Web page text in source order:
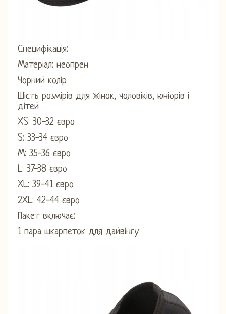
Специфікація:
Матеріал: неопрен
Чорний колір
Шість розмірів для жінок, чоловіків, юніорів і
дітей
XS: 30-32 євро
S: 33-34 євро
M: 35-36 євро
L: 37-38 євро
XL: 39-41 євро
2XL: 42-44 євро
Пакет включає:
1 пара шкарпеток для дайвінгу